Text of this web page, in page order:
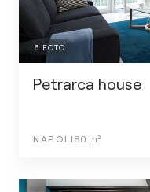
6 FOTO
Petrarca house
NAPOLI 80 m²